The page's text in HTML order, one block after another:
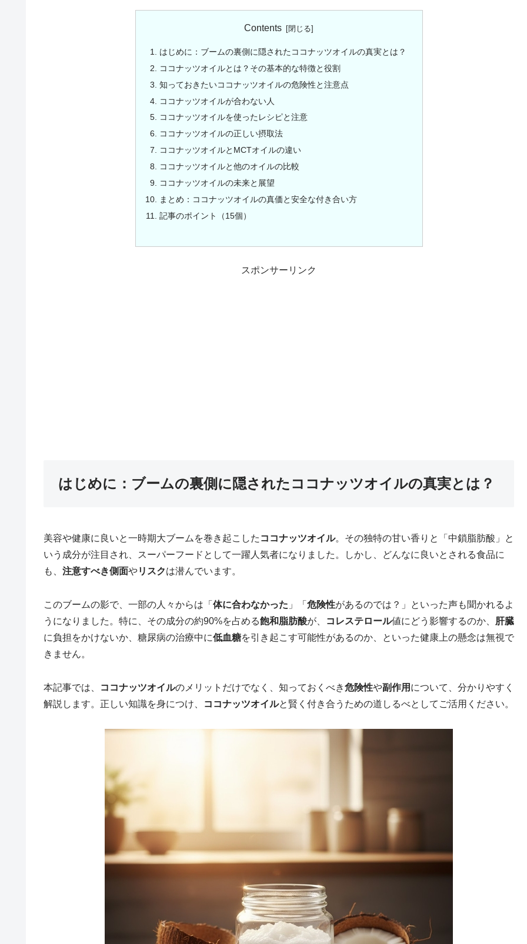
Contents
はじめに：ブームの裏側に隠されたココナッツオイルの真実とは？
ココナッツオイルとは？その基本的な特徴と役割
知っておきたいココナッツオイルの危険性と注意点
ココナッツオイルが合わない人
ココナッツオイルを使ったレシピと注意
ココナッツオイルの正しい摂取法
ココナッツオイルとMCTオイルの違い
ココナッツオイルと他のオイルの比較
ココナッツオイルの未来と展望
まとめ：ココナッツオイルの真価と安全な付き合い方
記事のポイント（15個）
スポンサーリンク
はじめに：ブームの裏側に隠されたココナッツオイルの真実とは？
美容や健康に良いと一時期大ブームを巻き起こした ココナッツオイル。その独特の甘い香りと「中鎖脂肪酸」と
いう成分が注目され、スーパーフードとして一躍人気者になりました。しかし、どんなに良いとされる食品に
も、 注意すべき側面やリスクは潜んでいます。
このブームの影で、一部の人々からは「 体に合わなかった 」「 危険性があるのでは？」といった声も聞かれるよ
うになりました。特に、その成分の約90%を占める飽和脂肪酸が、 コレステロール値にどう影響するのか、 肝臓
に負担をかけないか、糖尿病の治療中に低血糖を引き起こす可能性があるのか、といった健康上の懸念は無視で
きません。
本記事では、 ココナッツオイルのメリットだけでなく、知っておくべき危険性や副作用 について、分かりやすく
解説します。正しい知識を身につけ、
ココナッツオイルと賢く付き合うための道しるべとしてご活用ください。